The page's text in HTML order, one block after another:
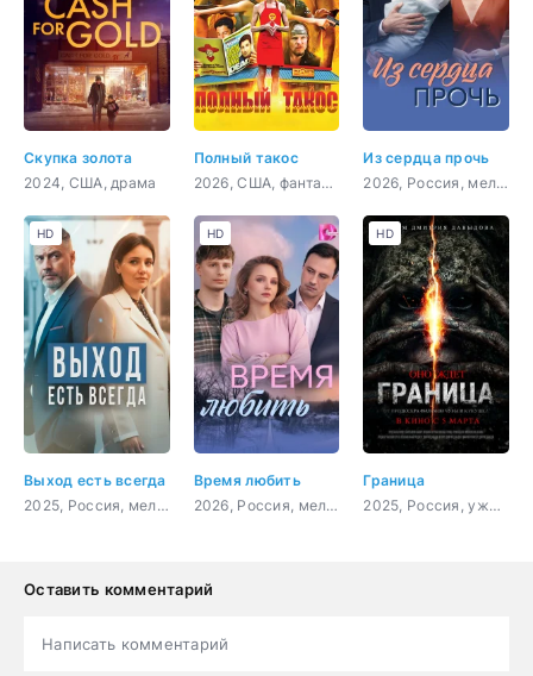
Скупка золота
2024, США, драма
Полный такос
2026, США, фантастика, комедия, боевик, приключения
Из сердца прочь
2026, Россия, мелодрама
Выход есть всегда
2025, Россия, мелодрама
HD
Время любить
2026, Россия, мелодрама
HD
Граница
2025, Россия, ужасы, триллер
HD
Оставить комментарий
Написать комментарий